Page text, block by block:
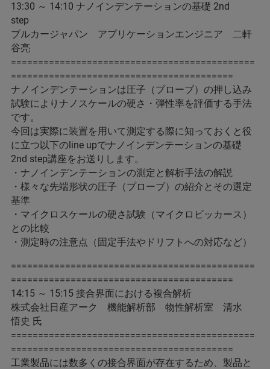
13:30 ～ 14:10 ナノインデンテーションの基礎 2nd
step
ブルカージャパン アプリケーションエンジニア 二軒
谷亮
=============================================
=========================================
ナノインデンテーションは圧子（プローブ）の押し込み
試験によりナノスケールの硬さ・弾性率を評価する手法
です。
今回は実際に装置を用いて測定する際に知っておくと役
に立つ以下のline upでナノインデンテーションの基礎
2nd step講座をお送りします。
・ナノインデンテーションの測定と解析手法の解説
・様々な先端形状の圧子（プローブ）の紹介とその選定
基準
・マイクロスケールの硬さ試験（マイクロビッカース）
との比較
・測定時の注意点（固定手法やドリフトへの対応など）
=============================================
=========================================
14:15 ～ 15:15 接合界面における複合解析
株式会社日産アーク 機能解析部 物性解析室 清水
悟史 氏
=============================================
=========================================
工業製品には数多くの接合界面が存在するため、製品と